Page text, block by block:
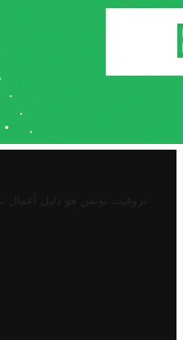
تروفيت تونس هو دليل أعمال